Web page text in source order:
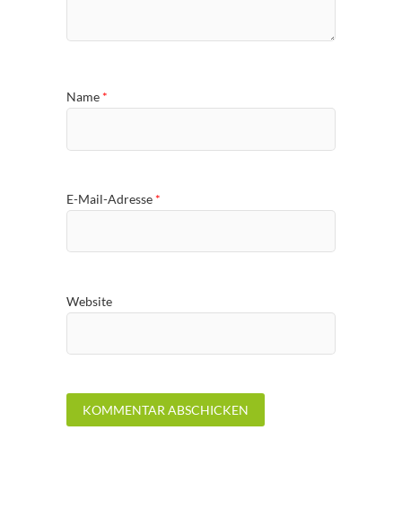
Name *
E-Mail-Adresse *
Website